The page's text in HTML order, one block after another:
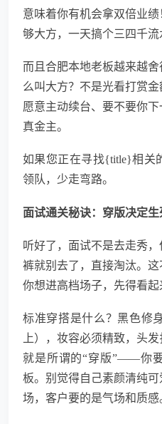
意味着你有机会拿双倍业绩
够大方，一天搞个三四千流
而且合肥本地老板越来越
么叫大方？不是光看打赏
愿意主动续台、要不要你
真金主。
如果您正在寻找{title}相关
领队，少走弯路。
面试通关秘诀：穿版决定
听好了，面试不是去走秀
裤就别去了，直接淘汰。这
你想进高档场子，先得看起
标准穿搭是什么？黑色修
上），妆容必须精致，头
就是所谓的“穿版”——你
板。别觉得自己素颜清纯
场，客户要的是气场和质感